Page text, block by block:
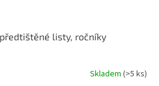
listy, ročníky
Skladem (>5 ks)